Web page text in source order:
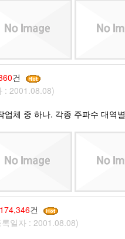
건
: 2001.08.08)
업체 중 하나. 각종 주파수 대역
174,346건
일자 : 2001.08.08)